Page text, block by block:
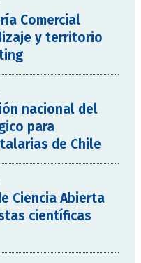
Comercial
y territorio
nacional del
para
de Chile
Ciencia Abierta
científicas